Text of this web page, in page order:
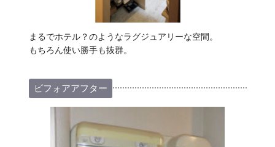
まるでホテル？のようなラグジュアリーな空間。
もちろん使い勝手も抜群。
ビフォアアフター